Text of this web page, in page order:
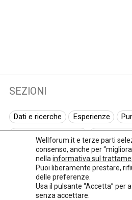
SEZIONI
Dati e ricerche Esperienze
Normativa europea
Rassegna
I seminari di Welforum
Eventi
Spazio ai promotori
Wellforum.it e terze parti
consenso, anche per
nella informativa sul
Puoi liberamente prestare,
delle preferenze.
Usa il pulsante “Accetta” per
senza accettare.